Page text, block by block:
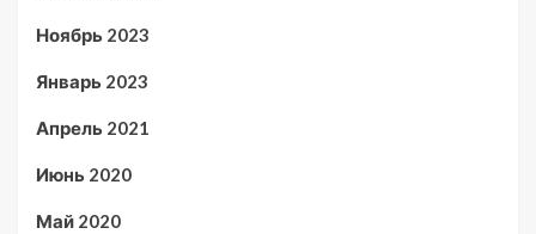
Ноябрь 2023
Январь 2023
Апрель 2021
Июнь 2020
Май 2020